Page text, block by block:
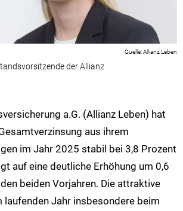
der Allianz
Allianz Leben
a.G. (Allianz Leben) hat
aus ihrem
im Jahr 2025 stabil bei 3,8 Prozent
auf eine deutliche Erhöhung um 0,6
beiden Vorjahren. Die attraktive
laufenden Jahr insbesondere beim